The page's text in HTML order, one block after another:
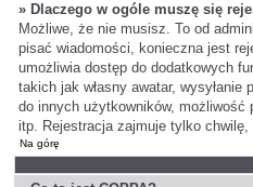
» Dlaczego w ogóle muszę się
Możliwe, że nie musisz. To od
pisać wiadomości, konieczna jest
umożliwia dostęp do dodatkowych
takich jak własny awatar,
do innych użytkowników, możliwość
itp. Rejestracja zajmuje tylko
Na górę